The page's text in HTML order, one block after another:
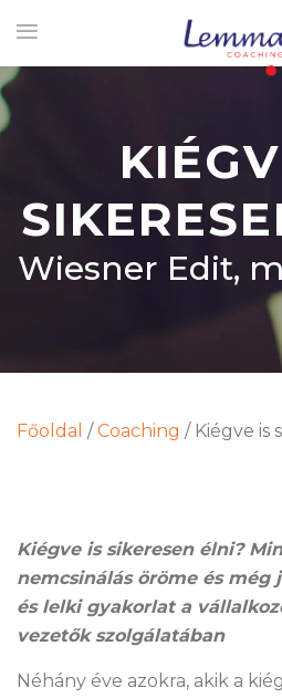
Wiesner Edit,
Főoldal / Coaching / Kiégve is
Kiégve is sikeresen élni?
nemcsinálás öröme és még
és lelki gyakorlat a
vezetők szolgálatában
Néhány éve azokra, akik a